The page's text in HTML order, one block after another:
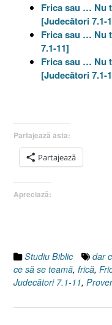
Frica sau … Nu
[Judecători 7.1-
Frica sau … Nu
7.1-11]
Frica sau … Nu
[Judecători 7.1-
Partajează asta:
Partajează
Apreciază:
Studiu Biblic
dar
ce să se teamă, frică,
Judecători 7.1-11,